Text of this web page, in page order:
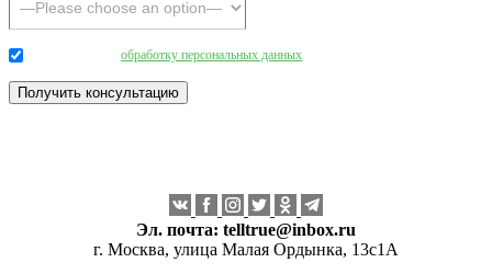
обработку персональных данных
Эл. почта: telltrue@inbox.ru
г. Москва, улица Малая Ордынка, 13с1А